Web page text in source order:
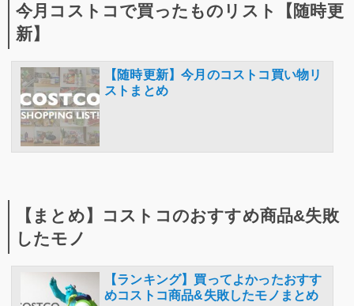
今月コストコで買ったものリスト【随時更
新】
【随時更新】今月のコストコ買い物リ
ストまとめ
【まとめ】コストコのおすすめ商品&失敗
したモノ
【ランキング】買ってよかったおすす
めコストコ商品&失敗したモノまとめ